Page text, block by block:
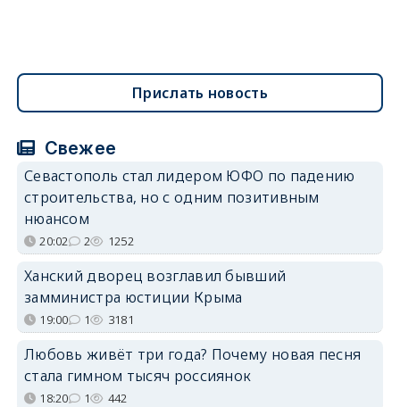
Прислать новость
Свежее
Севастополь стал лидером ЮФО по падению
строительства, но с одним позитивным
нюансом
20:02 2 1252
Ханский дворец возглавил бывший
замминистра юстиции Крыма
19:00 1 3181
Любовь живёт три года? Почему новая песня
стала гимном тысяч россиянок
18:20 1 442